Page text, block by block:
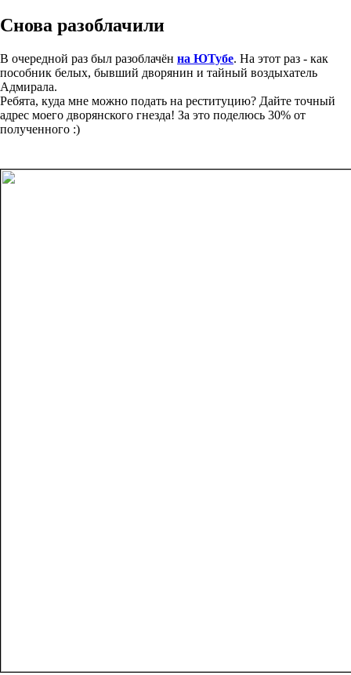
Снова разоблачили
В очередной раз был разоблачён на ЮТубе. На этот раз - как
пособник белых, бывший дворянин и тайный воздыхатель
Адмирала.
Ребята, куда мне можно подать на реституцию? Дайте точный
адрес моего дворянского гнезда! За это поделюсь 30% от
полученного :)